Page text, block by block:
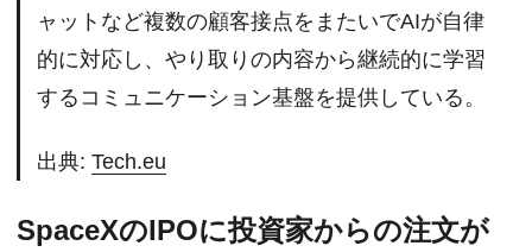
ャットなど複数の顧客接点をまたいでAIが自律
的に対応し、やり取りの内容から継続的に学習
するコミュニケーション基盤を提供している。
出典: Tech.eu
SpaceXのIPOに投資家からの注文が